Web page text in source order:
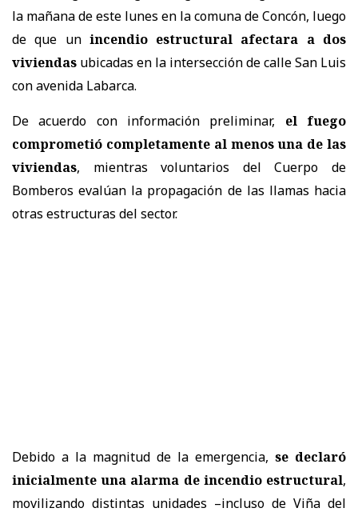
la mañana de este lunes en la comuna de Concón, luego
de que un incendio estructural afectara a dos
viviendas ubicadas en la intersección de calle San Luis
con avenida Labarca.
De acuerdo con información preliminar, el fuego
comprometió completamente al menos una de las
viviendas, mientras voluntarios del Cuerpo de
Bomberos evalúan la propagación de las llamas hacia
otras estructuras del sector.
Debido a la magnitud de la emergencia, se declaró
inicialmente una alarma de incendio estructural,
movilizando distintas unidades –incluso de Viña del